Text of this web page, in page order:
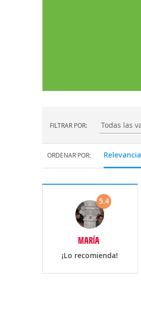
FILTRAR POR: Filtrar por:
ORDENAR POR: Relevancia
5.4
MARÍA
¡Lo recomienda!